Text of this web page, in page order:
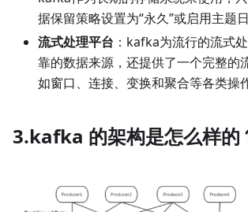
据保留策略设置为“永久”或启用主题
流式处理平台 ：kafka为流行的流式
靠的数据来源，还提供了一个完整的
如窗口、连接、变换和聚合等各类操作
3.kafka 的架构是怎么样的